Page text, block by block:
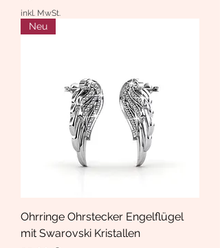
inkl. MwSt.
Neu
Ohrringe Ohrstecker Engelflügel
mit Swarovski Kristallen